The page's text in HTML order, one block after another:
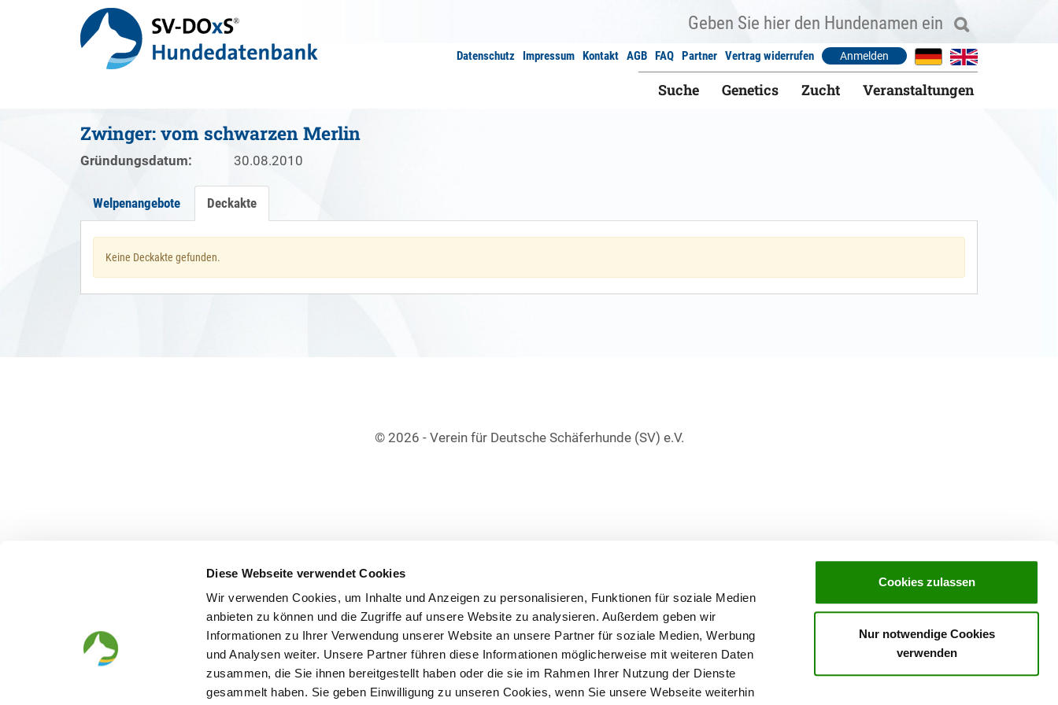
Diese Webseite verwendet Cookies
Wir verwenden Cookies, um Inhalte und Anzeigen zu personalisieren, Funktionen für soziale Medien
anbieten zu können und die Zugriffe auf unsere Website zu analysieren. Außerdem geben wir
Informationen zu Ihrer Verwendung unserer Website an unsere Partner für soziale Medien, Werbung
und Analysen weiter. Unsere Partner führen diese Informationen möglicherweise mit weiteren Daten
zusammen, die Sie ihnen bereitgestellt haben oder die sie im Rahmen Ihrer Nutzung der Dienste
gesammelt haben. Sie geben Einwilligung zu unseren Cookies, wenn Sie unsere Webseite weiterhin
Cookies zulassen
Nur notwendige Cookies
verwenden
Datenschutz Impressum Kontakt AGB FAQ Partner Vertrag widerrufen Anmelden
Suche Genetics Zucht Veranstaltungen
Zwinger: vom schwarzen Merlin
Gründungsdatum: 30.08.2010
Welpenangebote Deckakte
Keine Deckakte gefunden.
© 2026 - Verein für Deutsche Schäferhunde (SV) e.V.